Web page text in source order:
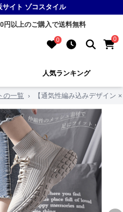
サイト ゾコスタイル
円以上のご購入で送料無料
0 0
人気ランキング
の一覧 › 【通気性編み込みデザイン